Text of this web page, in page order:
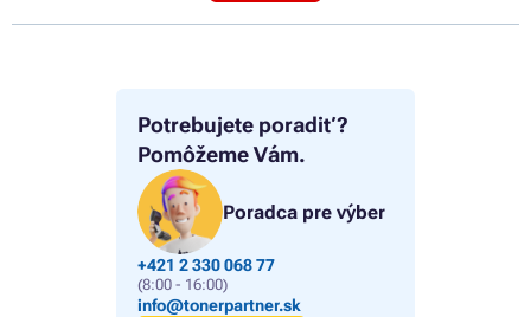
Potrebujete poradiť?
Pomôžeme Vám.
Poradca pre výber
+421 2 330 068 77
(8:00 - 16:00)
info@tonerpartner.sk